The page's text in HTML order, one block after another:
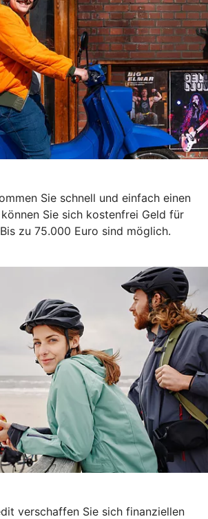
Sie schnell und einfach einen
Sie sich kostenfrei Geld für
zu 75.000 Euro sind möglich.
verschaffen Sie sich finanziellen